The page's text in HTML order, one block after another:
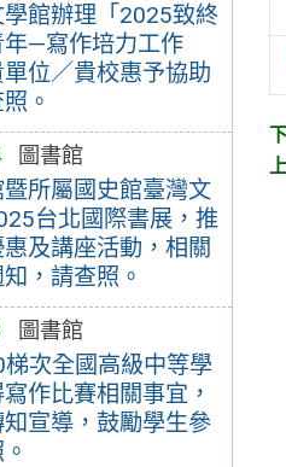
館辦理「2025致終
—寫作培力工作
位／貴校惠予協助
。
圖書館
所屬國史館臺灣文
台北國際書展，推
及講座活動，相關
，請查照。
圖書館
次全國高級中等學
作比賽相關事宜，
宣導，鼓勵學生參